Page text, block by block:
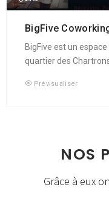
BigFive
BigFive est un
quartier des
Prévisualiser
NOS
Grâce à eux